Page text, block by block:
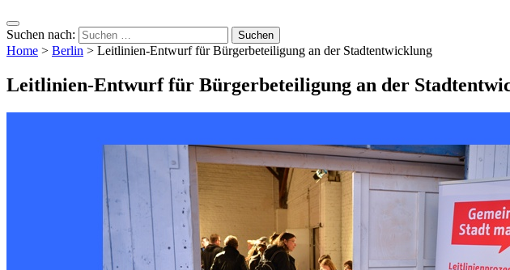
Suchen nach:
Home > Berlin > Leitlinien-Entwurf für Bürgerbeteiligung an der Stadtentwicklung
Leitlinien-Entwurf für Bürgerbeteiligung an der